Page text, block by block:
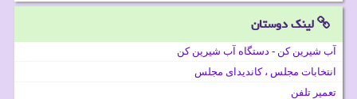
لینک دوستان
آب شیرین کن - دستگاه آب شیرین کن
انتخابات مجلس ، کاندیدای مجلس
تعمیر تلفن